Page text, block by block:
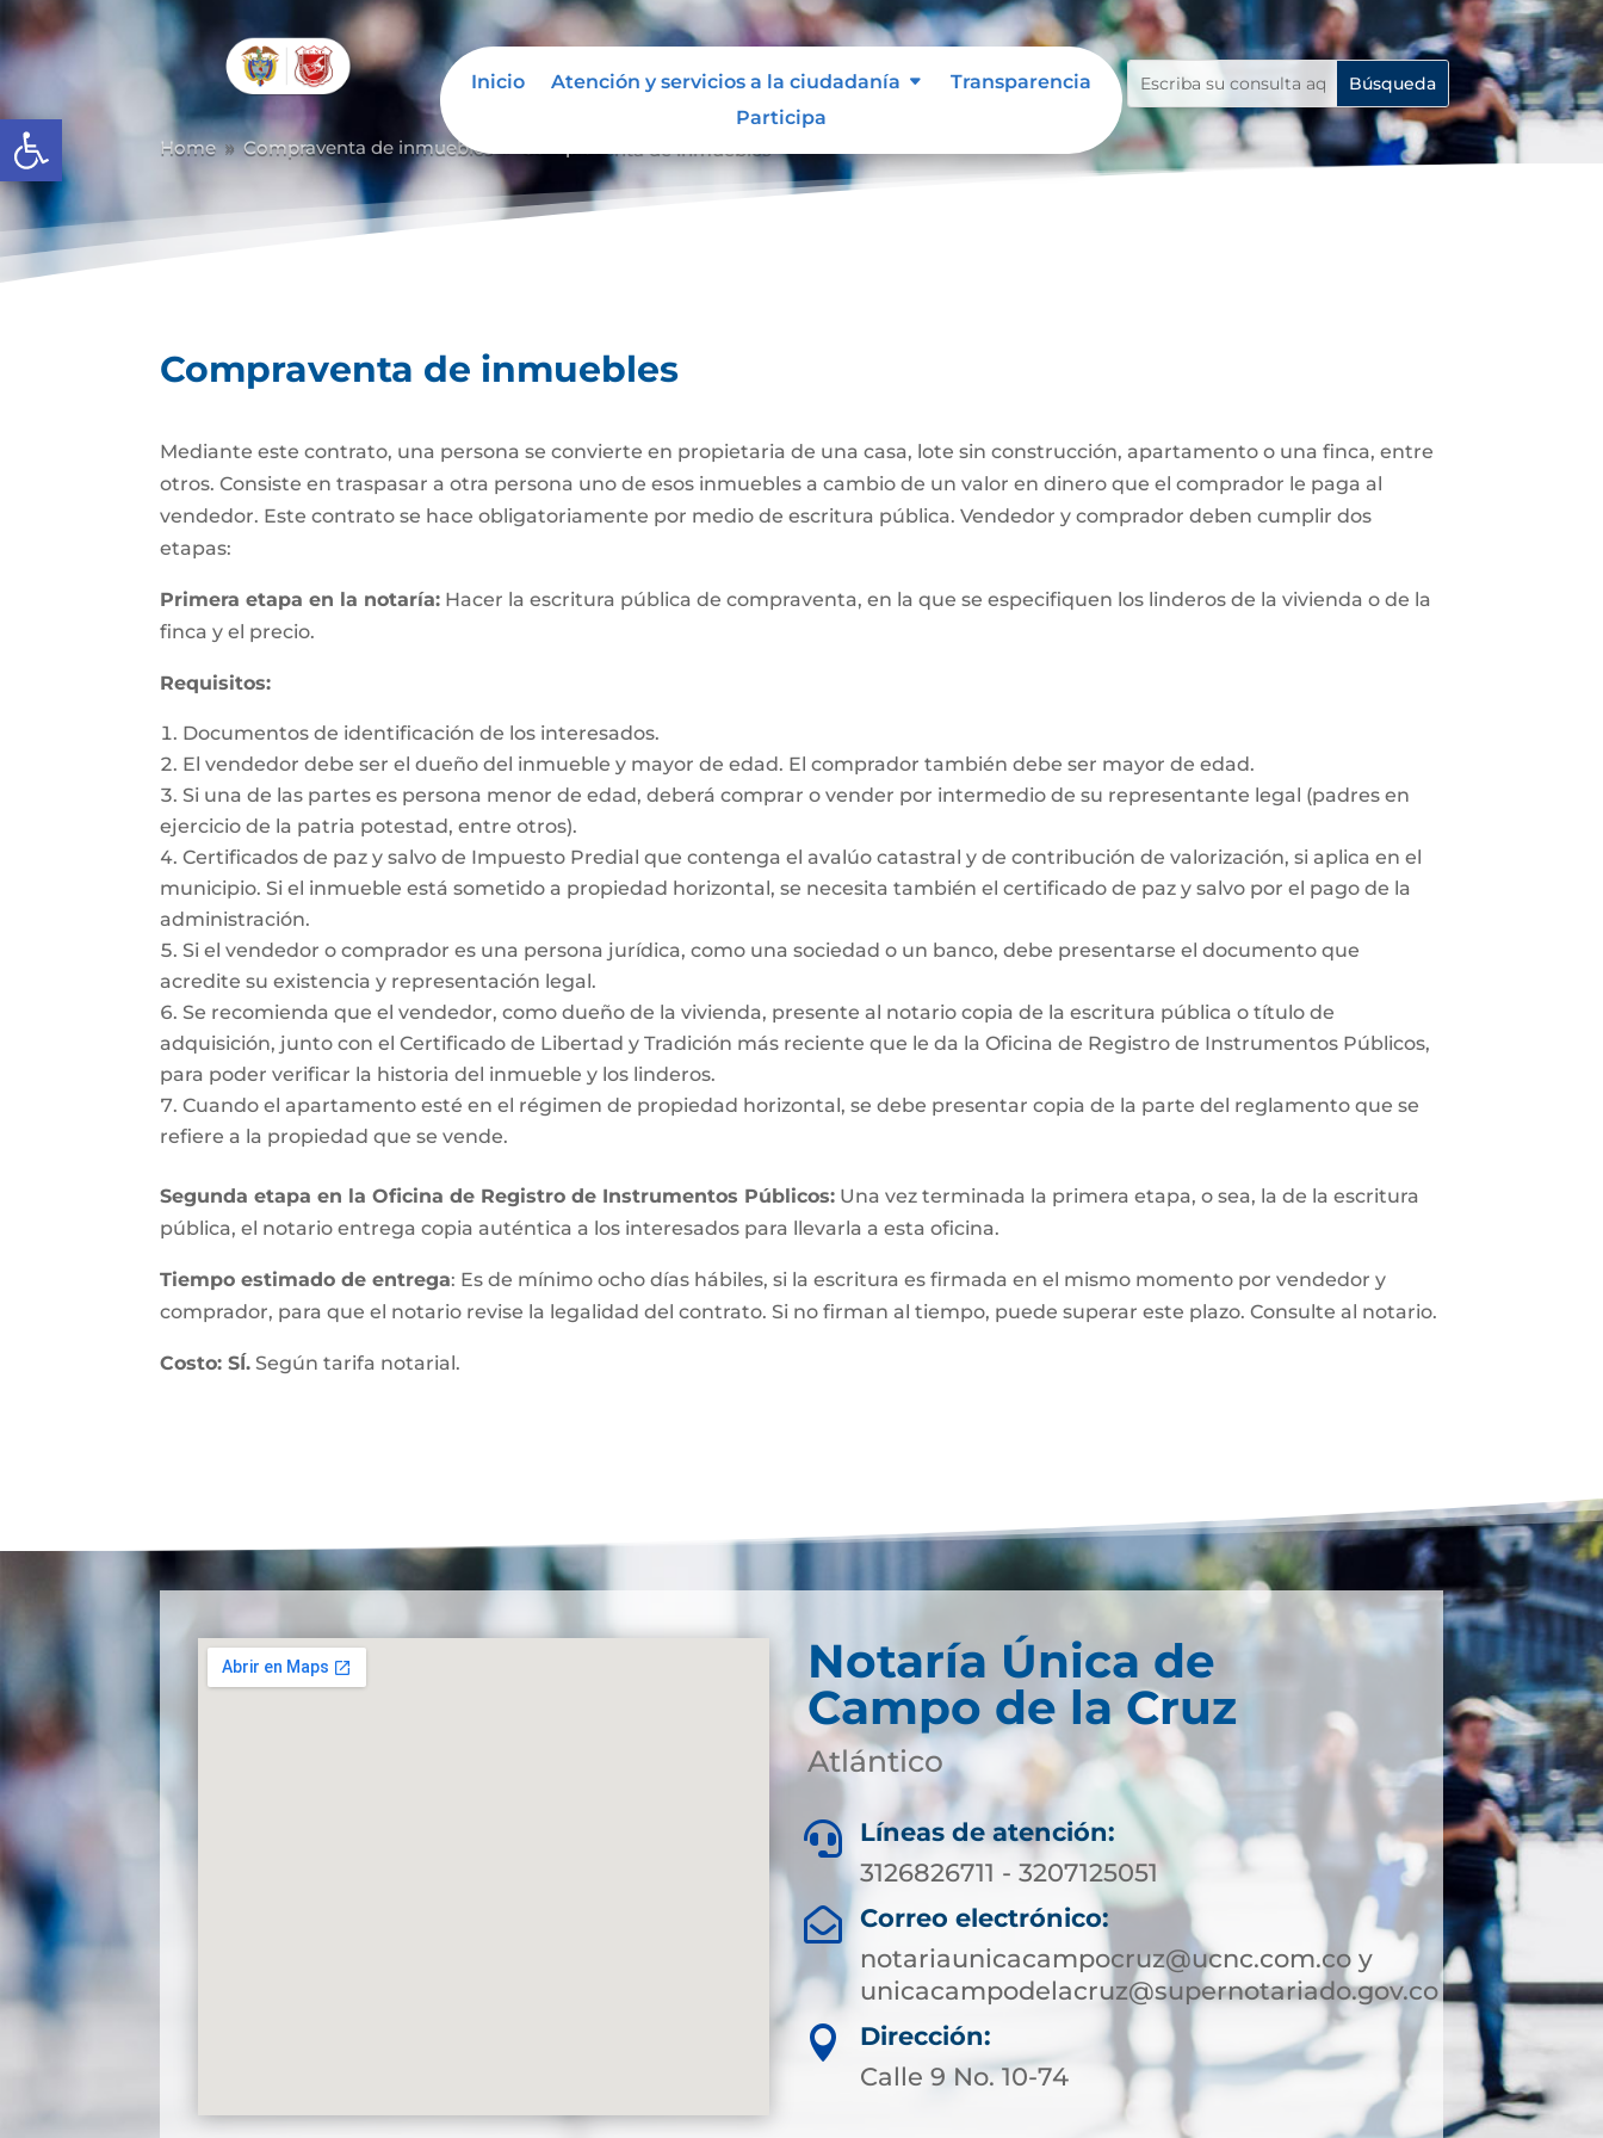
Abrir barra de herramientas
Inicio Atención y servicios a la ciudadanía
Transparencia
Participa
Home 9 Compraventa de inmuebles
Compraventa de inmuebles
Mediante este contrato, una persona se convierte en propietaria de una casa, lote sin construcción, apartamento o una finca, entre
otros. Consiste en traspasar a otra persona uno de esos inmuebles a cambio de un valor en dinero que el comprador le paga al
vendedor. Este contrato se hace obligatoriamente por medio de escritura pública. Vendedor y comprador deben cumplir dos
etapas:
Primera etapa en la notaría: Hacer la escritura pública de compraventa, en la que se especifiquen los linderos de la vivienda o de la
finca y el precio.
Requisitos:
Documentos de identificación de los interesados.
El vendedor debe ser el dueño del inmueble y mayor de edad. El comprador también debe ser mayor de edad.
Si una de las partes es persona menor de edad, deberá comprar o vender por intermedio de su representante legal (padres en
ejercicio de la patria potestad, entre otros).
Certificados de paz y salvo de Impuesto Predial que contenga el avalúo catastral y de contribución de valorización, si aplica en el
municipio. Si el inmueble está sometido a propiedad horizontal, se necesita también el certificado de paz y salvo por el pago de la
administración.
Si el vendedor o comprador es una persona jurídica, como una sociedad o un banco, debe presentarse el documento que
acredite su existencia y representación legal.
Se recomienda que el vendedor, como dueño de la vivienda, presente al notario copia de la escritura pública o título de
adquisición, junto con el Certificado de Libertad y Tradición más reciente que le da la Oficina de Registro de Instrumentos Públicos,
para poder verificar la historia del inmueble y los linderos.
Cuando el apartamento esté en el régimen de propiedad horizontal, se debe presentar copia de la parte del reglamento que se
refiere a la propiedad que se vende.
Segunda etapa en la Oficina de Registro de Instrumentos Públicos: Una vez terminada la primera etapa, o sea, la de la escritura
pública, el notario entrega copia auténtica a los interesados para llevarla a esta oficina.
Tiempo estimado de entrega: Es de mínimo ocho días hábiles, si la escritura es firmada en el mismo momento por vendedor y
comprador, para que el notario revise la legalidad del contrato. Si no firman al tiempo, puede superar este plazo. Consulte al notario.
Costo: SÍ. Según tarifa notarial.
Notaría Única de
Campo de la Cruz
Atlántico

Líneas de atención:
3126826711 - 3207125051

Correo electrónico:
notariaunicacampocruz@ucnc.com.co y
unicacampodelacruz@supernotariado.gov.co

Dirección:
Calle 9 No. 10-74